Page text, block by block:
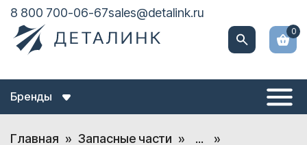
8 800 700-06-67sales@detalink.ru
0
Бренды
Главная Запасные части ...